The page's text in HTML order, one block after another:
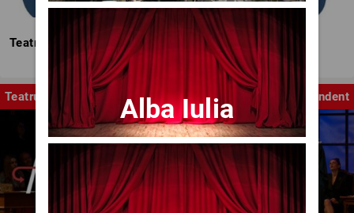
Teatrul Mic - Stagiunea 2025-2026
Teatru Independent
Alba Iulia